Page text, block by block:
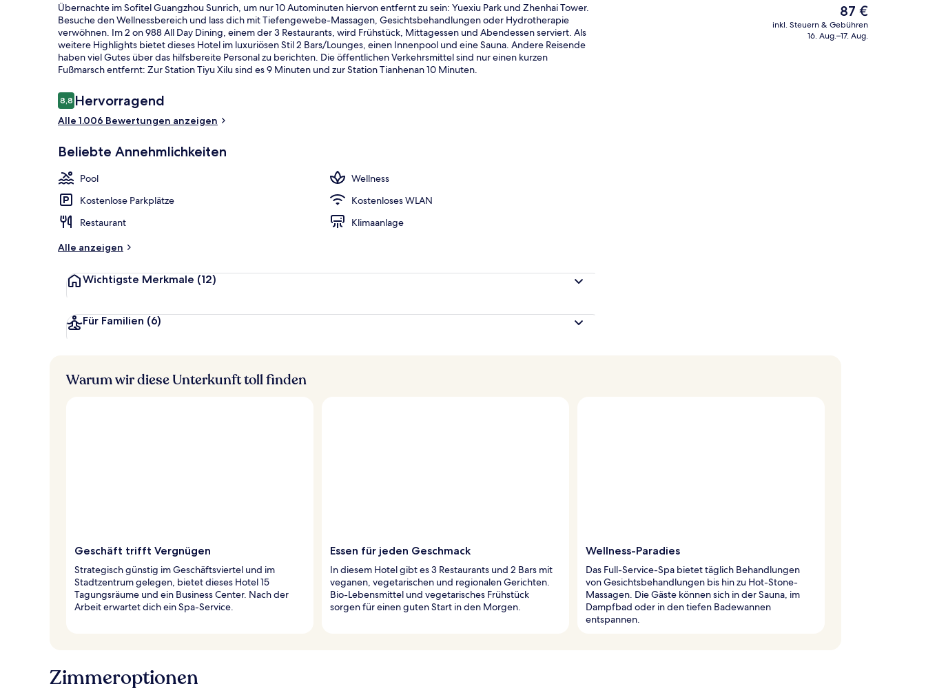
Innenpool, Rettungsschwimmer vor Ort Luxury-Zimmer, 1 King-Bett | 1
Übernachte im Sofitel Guangzhou Sunrich, um nur 10 Autominuten hiervon entfernt zu sein: Yuexiu Park und Zhenhai Tower.
Besuche den Wellnessbereich und lass dich mit Tiefengewebe-Massagen, Gesichtsbehandlungen oder Hydrotherapie
verwöhnen. Im 2 on 988 All Day Dining, einem der 3 Restaurants, wird Frühstück, Mittagessen und Abendessen serviert. Als
weitere Highlights bietet dieses Hotel im luxuriösen Stil 2 Bars/Lounges, einen Innenpool und eine Sauna. Andere Reisende
haben viel Gutes über das hilfsbereite Personal zu berichten. Die öffentlichen Verkehrsmittel sind nur einen kurzen
Fußmarsch entfernt: Zur Station Tiyu Xilu sind es 9 Minuten und zur Station Tianhenan 10 Minuten.
Bewertungen
8,88,8 von 10.
Hervorragend
Alle 1.006 Bewertungen anzeigen
Beliebte Annehmlichkeiten
Pool
Wellness
Kostenlose Parkplätze
Kostenloses WLAN
Restaurant
Klimaanlage
Alle anzeigen
Wichtigste Merkmale (12)
Für Familien (6)
Der
aktuelle
Preis
87 €
inkl. Steuern & Gebühren
16. Aug.–17. Aug.
Warum wir diese Unterkunft toll finden
Geschäft trifft Vergnügen
Strategisch günstig im Geschäftsviertel und im
Stadtzentrum gelegen, bietet dieses Hotel 15
Tagungsräume und ein Business Center. Nach der
Arbeit erwartet dich ein Spa-Service.
Essen für jeden Geschmack
In diesem Hotel gibt es 3 Restaurants und 2 Bars mit
veganen, vegetarischen und regionalen Gerichten.
Bio-Lebensmittel und vegetarisches Frühstück
sorgen für einen guten Start in den Morgen.
Wellness-Paradies
Das Full-Service-Spa bietet täglich Behandlungen
von Gesichtsbehandlungen bis hin zu Hot-Stone-
Massagen. Die Gäste können sich in der Sauna, im
Dampfbad oder in den tiefen Badewannen
entspannen.
Zimmeroptionen